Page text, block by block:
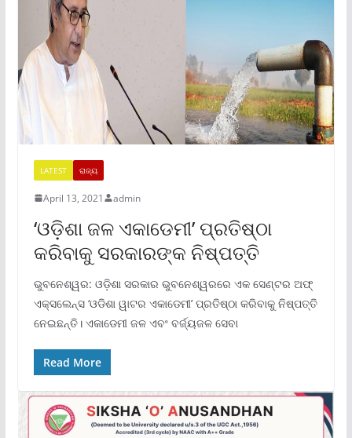
LATEST ରାଜ୍ୟ
April 13, 2021 admin
‘ଓଡ଼ିଶା ଜଳ ଏକାଡେମୀ’ ପ୍ରତିଷ୍ଠା
କରିବାକୁ ସରକାରଙ୍କ ନିଷ୍ପତ୍ତି
ଭୁବନେଶ୍ୱର: ଓଡ଼ିଶା ସରକାର ଭୁବନେଶ୍ୱରରେ ଏକ ସେଣ୍ଟର ଅଫ୍
ଏକ୍ସଲେନ୍ସ ‘ଓଡିଶା ୱାଟର ଏକାଡେମୀ’ ପ୍ରତିଷ୍ଠା କରିବାକୁ ନିଷ୍ପତ୍ତି
ନେଇଛନ୍ତି। ଏକାଡେମୀ ଜଳ ଏବଂ ବର୍ଜ୍ୟଜଳ ସେବା
Read More